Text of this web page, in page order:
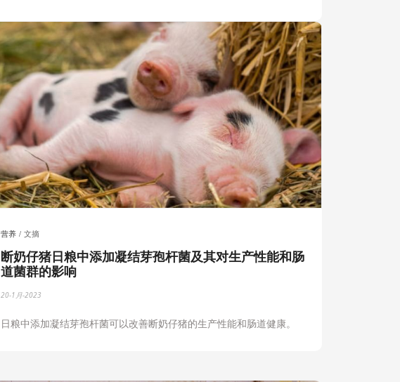
营养 文摘
断奶仔猪日粮中添加凝结芽孢杆菌及其对生产性能和肠
道菌群的影响
20-1月-2023
日粮中添加凝结芽孢杆菌可以改善断奶仔猪的生产性能和肠道健康。